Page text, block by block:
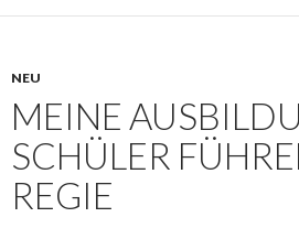
NEU
MEINE
SCHÜLER
REGIE